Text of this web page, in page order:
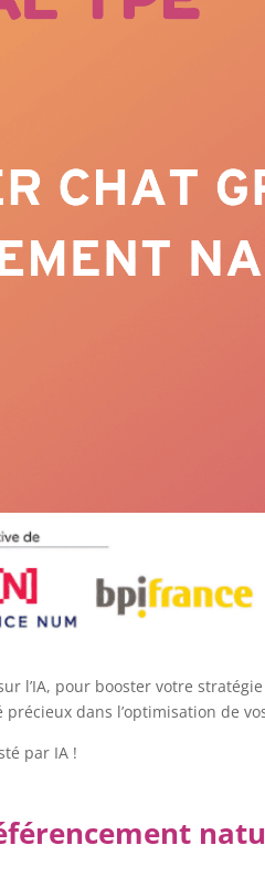
pour booster votre stratégie
dans l’optimisation de
par IA !